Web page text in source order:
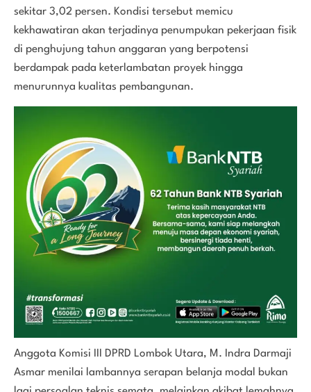
sekitar 3,02 persen. Kondisi tersebut memicu
kekhawatiran akan terjadinya penumpukan pekerjaan fisik
di penghujung tahun anggaran yang berpotensi
berdampak pada keterlambatan proyek hingga
menurunnya kualitas pembangunan.
Anggota Komisi III DPRD Lombok Utara, M. Indra Darmaji
Asmar menilai lambannya serapan belanja modal bukan